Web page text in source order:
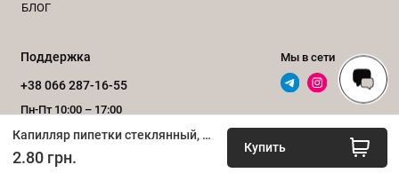
Капилляр пипетки стеклянный, 30 мл, L65 мм, тонкий
2.80 грн.
Купить
или эфирные масла, важно сохранять
стабильность формулы. Капилляр помогает
ограничить контакт продукта с кислородом и
влагой, что может способствовать сохранению
БЛОГ
Поддержка
+38 066 287-16-55
Пн-Пт 10:00 – 17:00
Обратный звонок
Мы в сети